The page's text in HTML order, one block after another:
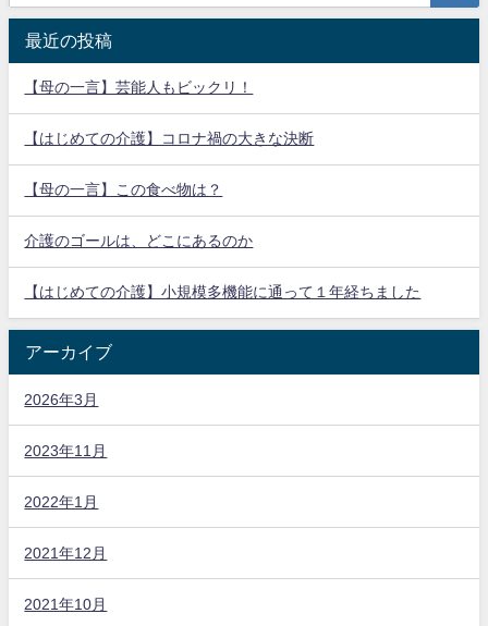
最近の投稿
【母の一言】芸能人もビックリ！
【はじめての介護】コロナ禍の大きな決断
【母の一言】この食べ物は？
介護のゴールは、どこにあるのか
【はじめての介護】小規模多機能に通って１年経ちました
アーカイブ
2026年3月
2023年11月
2022年1月
2021年12月
2021年10月